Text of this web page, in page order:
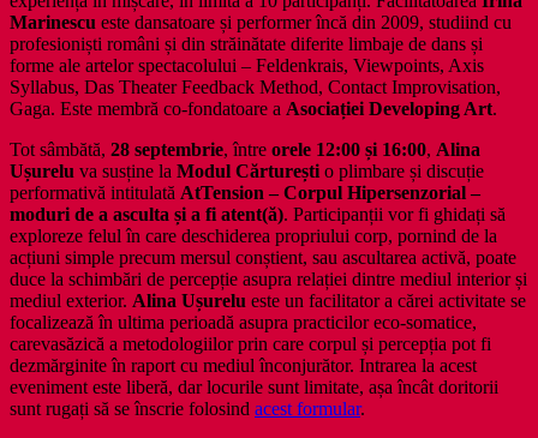
Marinescu este dansatoare și performer încă din 2009, studiind cu
profesioniști români și din străinătate diferite limbaje de dans și
forme ale artelor spectacolului – Feldenkrais, Viewpoints, Axis
Syllabus, Das Theater Feedback Method, Contact Improvisation,
Gaga. Este membră co-fondatoare a Asociației Developing Art.
Tot sâmbătă, 28 septembrie, între orele 12:00 și 16:00, Alina
Ușurelu va susține la Modul Cărturești o plimbare și discuție
performativă intitulată AtTension – Corpul Hipersenzorial –
moduri de a asculta și a fi atent(ă). Participanții vor fi ghidați să
exploreze felul în care deschiderea propriului corp, pornind de la
acțiuni simple precum mersul conștient, sau ascultarea activă, poate
duce la schimbări de percepție asupra relației dintre mediul interior și
mediul exterior. Alina Ușurelu este un facilitator a cărei activitate se
focalizează în ultima perioadă asupra practicilor eco-somatice,
carevasăzică a metodologiilor prin care corpul și percepția pot fi
dezmărginite în raport cu mediul înconjurător. Intrarea la acest
eveniment este liberă, dar locurile sunt limitate, așa încât doritorii
sunt rugați să se înscrie folosind acest formular.